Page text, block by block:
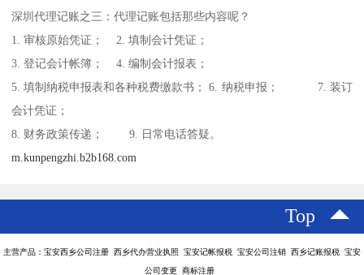
深圳代理记账之三：代理记账包括那些内容呢？
1. 审核原始凭证； 2. 填制会计凭证；
3. 登记会计帐簿； 4. 编制会计报表；
5. 填制纳税申报表和各种税费缴款书； 6. 纳税申报； 7. 装订
会计凭证；
8. 财务政策传递； 9. 日常电话答疑。
m.kunpengzhi.b2b168.com
Top
主营产品：宝安西乡公司注册 西乡代办营业执照 宝安记帐报税 宝安公司注销 西乡记账报税 宝安
公司变更 商标注册